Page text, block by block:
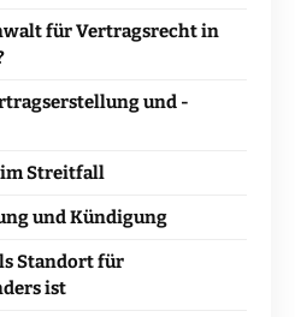
für Vertragsrecht in
und -
Streitfall
und Kündigung
Standort für
ist